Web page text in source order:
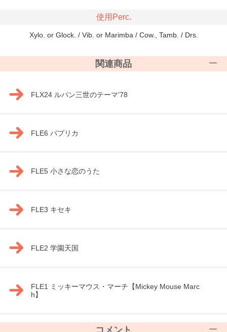
使用Perc.
Xylo. or Glock. / Vib. or Marimba / Cow., Tamb. / Drs.
関連商品
FLX24 ルパン三世のテーマ’78
FLE6 パプリカ
FLE5 小さな恋のうた
FLE3 キセキ
FLE2 学園天国
FLE1 ミッキーマウス・マーチ【Mickey Mouse Marc
h】
コメント